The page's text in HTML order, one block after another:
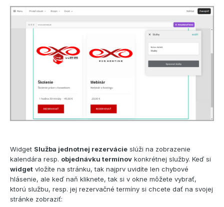
Widget Služba jednotnej rezervácie slúži na zobrazenie
kalendára resp. objednávku termínov konkrétnej služby. Keď si
widget vložíte na stránku, tak najprv uvidíte len chybové
hlásenie, ale keď naň kliknete, tak si v okne môžete vybrať,
ktorú službu, resp. jej rezervačné termíny si chcete dať na svojej
stránke zobraziť: